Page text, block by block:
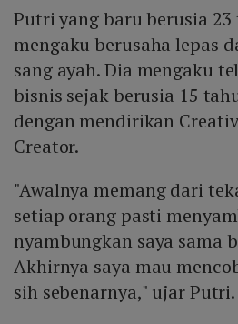
Putri yang baru berusia
mengaku berusaha lepas
sang ayah. Dia mengaku
bisnis sejak berusia 15
dengan mendirikan
Creator.
"Awalnya memang dari
setiap orang pasti
nyambungkan saya sama
Akhirnya saya mau
sih sebenarnya," ujar Putri.